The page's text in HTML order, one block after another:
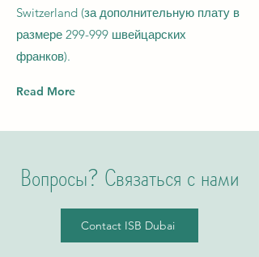
Switzerland (за дополнительную плату в
размере 299-999 швейцарских
франков).
Read More
Вопросы? Связаться с нами
Contact ISB Dubai